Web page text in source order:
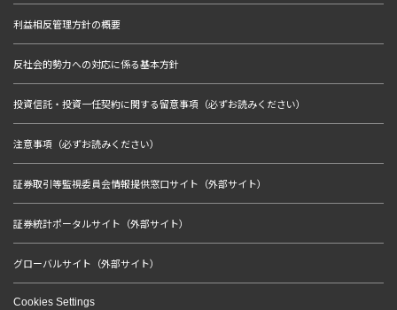
利益相反管理方針の概要
反社会的勢力への対応に係る基本方針
投資信託・投資一任契約に関する留意事項（必ずお読みください）
注意事項（必ずお読みください）
証券取引等監視委員会情報提供窓口サイト（外部サイト）
証券統計ポータルサイト（外部サイト）
グローバルサイト（外部サイト）
Cookies Settings